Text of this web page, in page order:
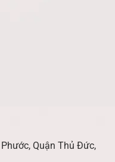
Quận Thủ Đức,